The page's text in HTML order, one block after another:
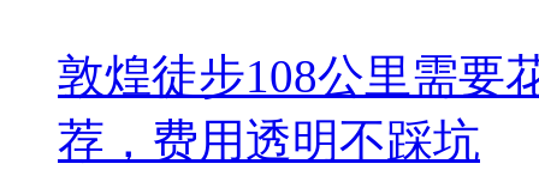
敦煌徒步108公里需要
荐，费用透明不踩坑